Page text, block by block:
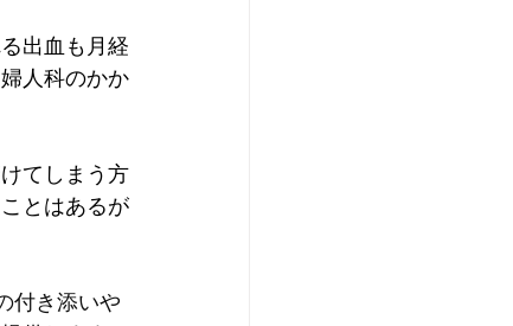
出血も月経
人科のかか
てしまう方
とはあるが
付き添いや